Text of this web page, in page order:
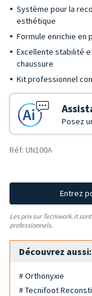
Système pour la
esthétique
Formule enrichie en
Excellente stabilité
chaussure
Kit professionnel
Posez
Réf: UN100A
Entrez
Les prix sur Tecniwork.it
professionnels.
Découvrez aussi:
# Orthonyxie
# Tecnifoot